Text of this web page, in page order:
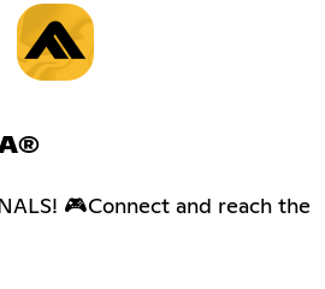
🎮Connect and reach the